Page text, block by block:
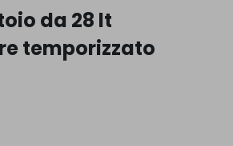
da 28 lt
temporizzato